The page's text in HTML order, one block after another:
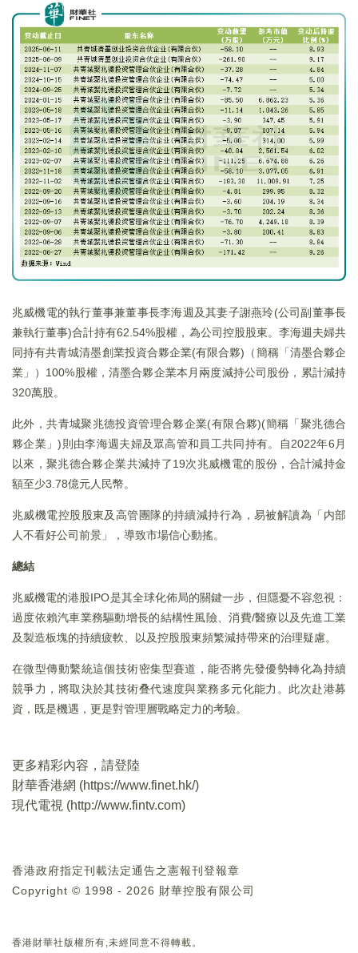
兆威機電的執行董事兼董事長李海週及其妻子謝燕玲(公司副董事長
兼執行董事)合計持有62.54%股權，為公司控股股東。李海週夫婦共
同持有共青城清墨創業投資合夥企業(有限合夥)（簡稱「清墨合夥企
業」）100%股權，清墨合夥企業本月兩度減持公司股份，累計減持
320萬股。
此外，共青城聚兆德投資管理合夥企業(有限合夥)(簡稱「聚兆德合
夥企業」)則由李海週夫婦及眾高管和員工共同持有。自2022年6月
以來，聚兆德合夥企業共減持了19次兆威機電的股份，合計減持金
額至少3.78億元人民幣。
兆威機電控股股東及高管團隊的持續減持行為，易被解讀為「内部
人不看好公司前景」，導致市場信心動搖。
總結
兆威機電的港股IPO是其全球化佈局的關鍵一步，但隱憂不容忽視：
過度依賴汽車業務驅動增長的結構性風險、消費/醫療以及先進工業
及製造板塊的持續疲軟、以及控股股東頻繁減持帶來的治理疑慮。
在微型傳動繫統這個技術密集型賽道，能否將先發優勢轉化為持續
競爭力，將取決於其技術叠代速度與業務多元化能力。此次赴港募
資，既是機遇，更是對管理層戰略定力的考驗。
更多精彩內容，請登陸
財華香港網 (https://www.finet.hk/)
現代電視 (http://www.fintv.com)
香港政府指定刊載法定通告之憲報刊登報章
Copyright © 1998 - 2026 財華控股有限公司
香港財華社版權所有,未經同意不得轉載。